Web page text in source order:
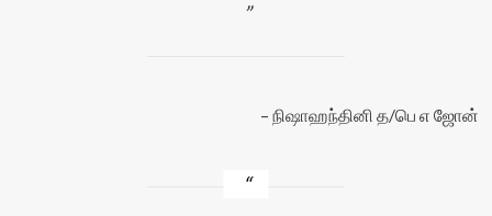
நிஷாஹந்தினி த/பெ எ ஜோன்